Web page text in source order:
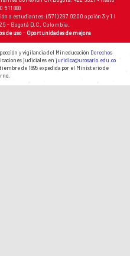
511 888
a estudiantes: (571) 297 0200 opción 3 y 1 I
- Bogotá D.C. Colombia.
de uso- Oportunidades de mejora
y vigilancia del Mineducación Derechos
judiciales en juridica@urosario.edu.co
de 1895 expedida por el Ministerio de